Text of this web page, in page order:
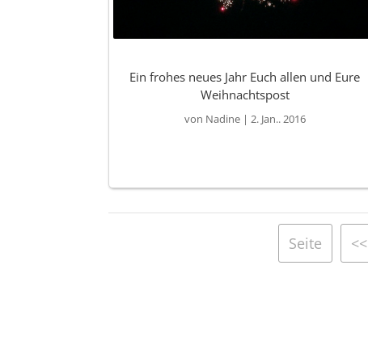
Ein frohes neues Jahr Euch allen und Eure
Weihnachtspost
von Nadine| 2. Jan.. 2016
Seite <<